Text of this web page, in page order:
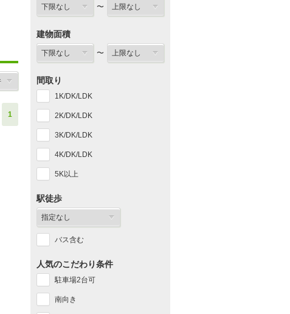
1
〜
建物面積
〜
間取り
1K/DK/LDK
2K/DK/LDK
3K/DK/LDK
4K/DK/LDK
5K以上
駅徒歩
バス含む
人気のこだわり条件
駐車場2台可
南向き